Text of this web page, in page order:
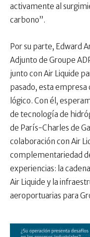
activamente al
carbono”.
Por su parte, Edward
Adjunto de Groupe
junto con Air Liquide
pasado, esta empresa
lógico. Con él,
de tecnología de
de París-Charles de
colaboración con Air
complementariedad
experiencias: la
Air Liquide y la
aeroportuarias para